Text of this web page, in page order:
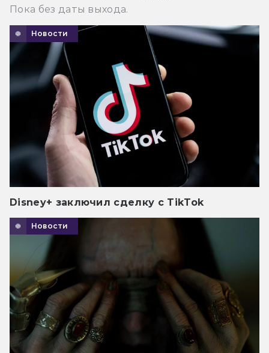
Пока без даты выхода.
Новости
Disney+ заключил сделку с TikTok
Новости